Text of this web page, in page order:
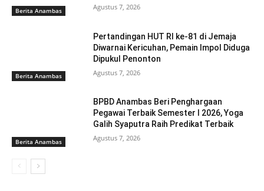
Berita Anambas Agustus 7, 2026
Berita Anambas
Pertandingan HUT RI ke-81 di Jemaja
Diwarnai Kericuhan, Pemain Impol Diduga
Dipukul Penonton
Agustus 7, 2026
Berita Anambas
BPBD Anambas Beri Penghargaan
Pegawai Terbaik Semester I 2026, Yoga
Galih Syaputra Raih Predikat Terbaik
Agustus 7, 2026